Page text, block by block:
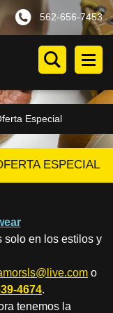
562-656-7453
Especial
ESPECIAL
solo en los estilos y
o
4674.
tenemos la